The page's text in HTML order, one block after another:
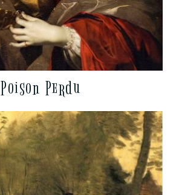
Poison Perdu